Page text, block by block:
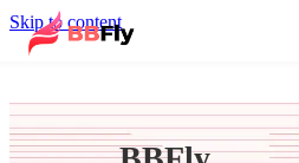
Skip to content